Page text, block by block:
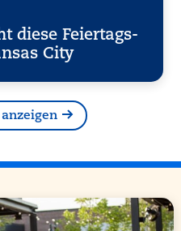
diese Feiertags-
City